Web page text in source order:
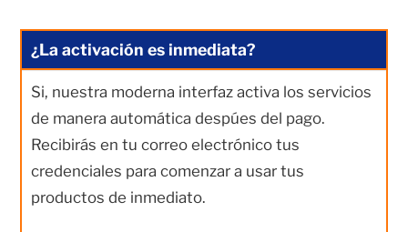
¿La activación es inmediata?
Si, nuestra moderna interfaz activa los servicios
de manera automática despúes del pago.
Recibirás en tu correo electrónico tus
credenciales para comenzar a usar tus
productos de inmediato.